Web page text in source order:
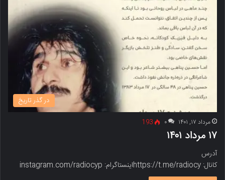
در گذر تاریخ
مرداد ۱۷, ۱۴۰۱ ۰ 193
۱۷ مرداد ۱۴۰۱
آدرس
کانال: https://t.me/radiocyاینستاگرام: instagram.com/radiocyp